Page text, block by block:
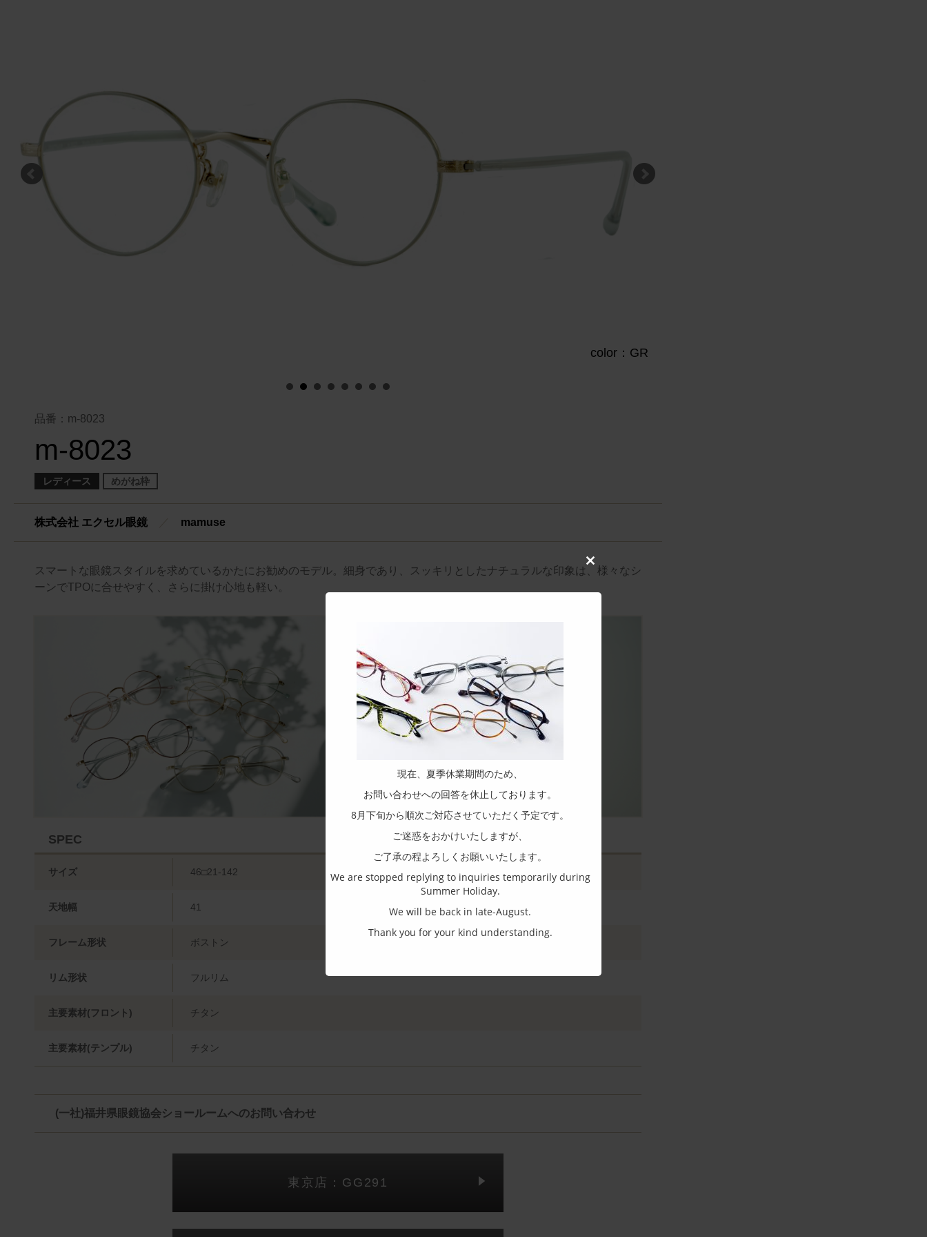
color：GR
品番：m-8023
m-8023
レディース めがね枠
株式会社 エクセル眼鏡 mamuse
スマートな眼鏡スタイルを求めているかたにお勧めのモデル。細身であり、スッキリとしたナチュラルな印象は、様々なシ
ーンでTPOに合せやすく、さらに掛け心地も軽い。
SPEC
サイズ 46□21-142
天地幅 41
フレーム形状 ボストン
リム形状 フルリム
主要素材(フロント) チタン
主要素材(テンプル) チタン
(一社)福井県眼鏡協会ショールームへのお問い合わせ
東京店：GG291
Close
module
現在、夏季休業期間のため、
お問い合わせへの回答を休止しております。
8月下旬から順次ご対応させていただく予定です。
ご迷惑をおかけいたしますが、
ご了承の程よろしくお願いいたします。
We are stopped replying to inquiries temporarily during
Summer Holiday.
We will be back in late-August.
Thank you for your kind understanding.